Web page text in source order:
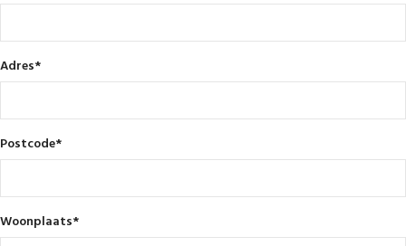
Adres*
Postcode*
Woonplaats*